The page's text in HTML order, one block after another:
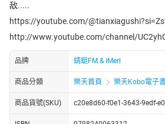
敌.....
https://youtube.com/
http://www.youtube.com/channel/
品牌 蜻蜓FM & iMerl
商品分類 樂天首頁 樂天Kobo電子
商品貨號(SKU) c20e8d60-f0e1-3643-9edf-